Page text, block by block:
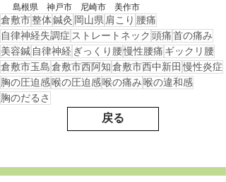
島根県　神戸市　尼崎市　美作市
倉敷市整体鍼灸 岡山県 肩こり 腰痛
自律神経失調症 ストレートネック 頭痛首の痛み
美容鍼 自律神経 ぎっくり腰慢性腰痛 ギックリ腰
倉敷市玉島倉敷市西阿知倉敷市西中新田 慢性炎症
胸の圧迫感喉の圧迫感喉の痛み喉の違和感
胸のだるさ
戻る